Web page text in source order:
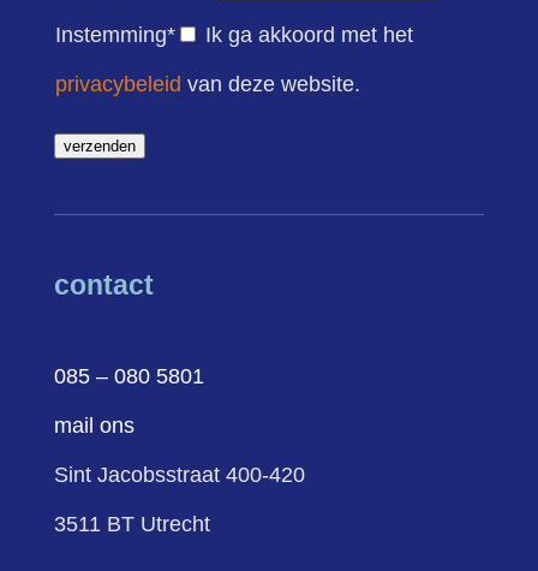
Instemming* Ik ga akkoord met het
privacybeleid van deze website.
verzenden
contact
085 – 080 5801
mail ons
Sint Jacobsstraat 400-420
3511 BT Utrecht